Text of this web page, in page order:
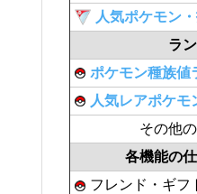
人気ポケモン
ラ
ポケモン種族値
人気レアポケモ
その他
各機能の
フレンド・ギフ